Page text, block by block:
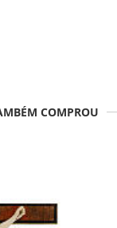
COMPROU